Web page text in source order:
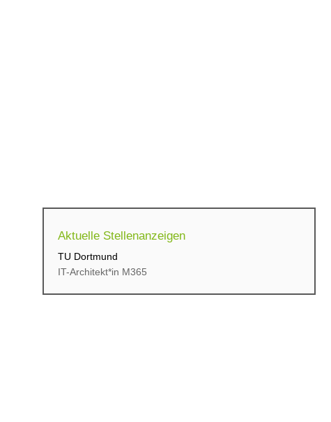
Aktuelle Stellenanzeigen
TU Dortmund
IT-Architekt*in M365
cbs Corporate Business...
Initiativbewerbung für...